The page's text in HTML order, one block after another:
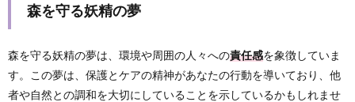
森を守る妖精の夢
森を守る妖精の夢は、環境や周囲の人々への責任感を象徴していま
す。この夢は、保護とケアの精神があなたの行動を導いており、他
者や自然との調和を大切にしていることを示しているかもしれませ